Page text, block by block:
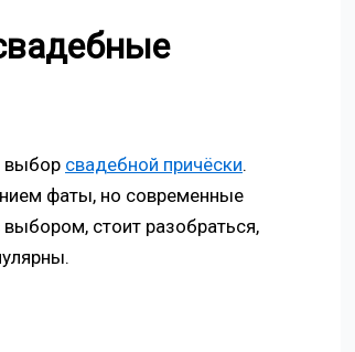
выбор свадебной причёски.
фаты, но современные
стоит разобраться,